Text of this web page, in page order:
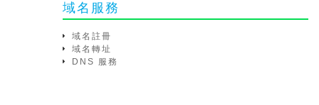
域名服務
域名註冊
域名轉址
DNS 服務